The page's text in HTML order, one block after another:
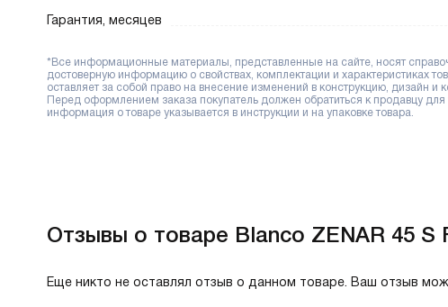
Гарантия, месяцев
*Все информационные материалы, представленные на сайте, носят
достоверную информацию о свойствах, комплектации и характеристиках
оставляет за собой право на внесение изменений в конструкцию, дизайн
Перед оформлением заказа покупатель должен обратиться к продавцу для
информация о товаре указывается в инструкции и на упаковке товара.
Отзывы о товаре Blanco ZENAR 45 S
Еще никто не оставлял отзыв о данном товаре. Ваш отзыв